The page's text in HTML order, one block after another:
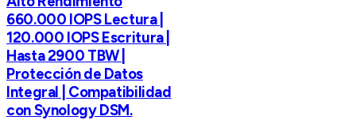
660.000 IOPS Lectura |
120.000 IOPS Escritura |
Hasta 2900 TBW |
Protección de Datos
Integral | Compatibilidad
con Synology DSM.